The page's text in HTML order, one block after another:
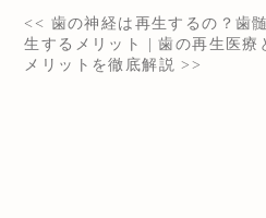
<< 歯の神経は再生するの？歯
生するメリット
|歯の再生医療
メリットを徹底解説>>